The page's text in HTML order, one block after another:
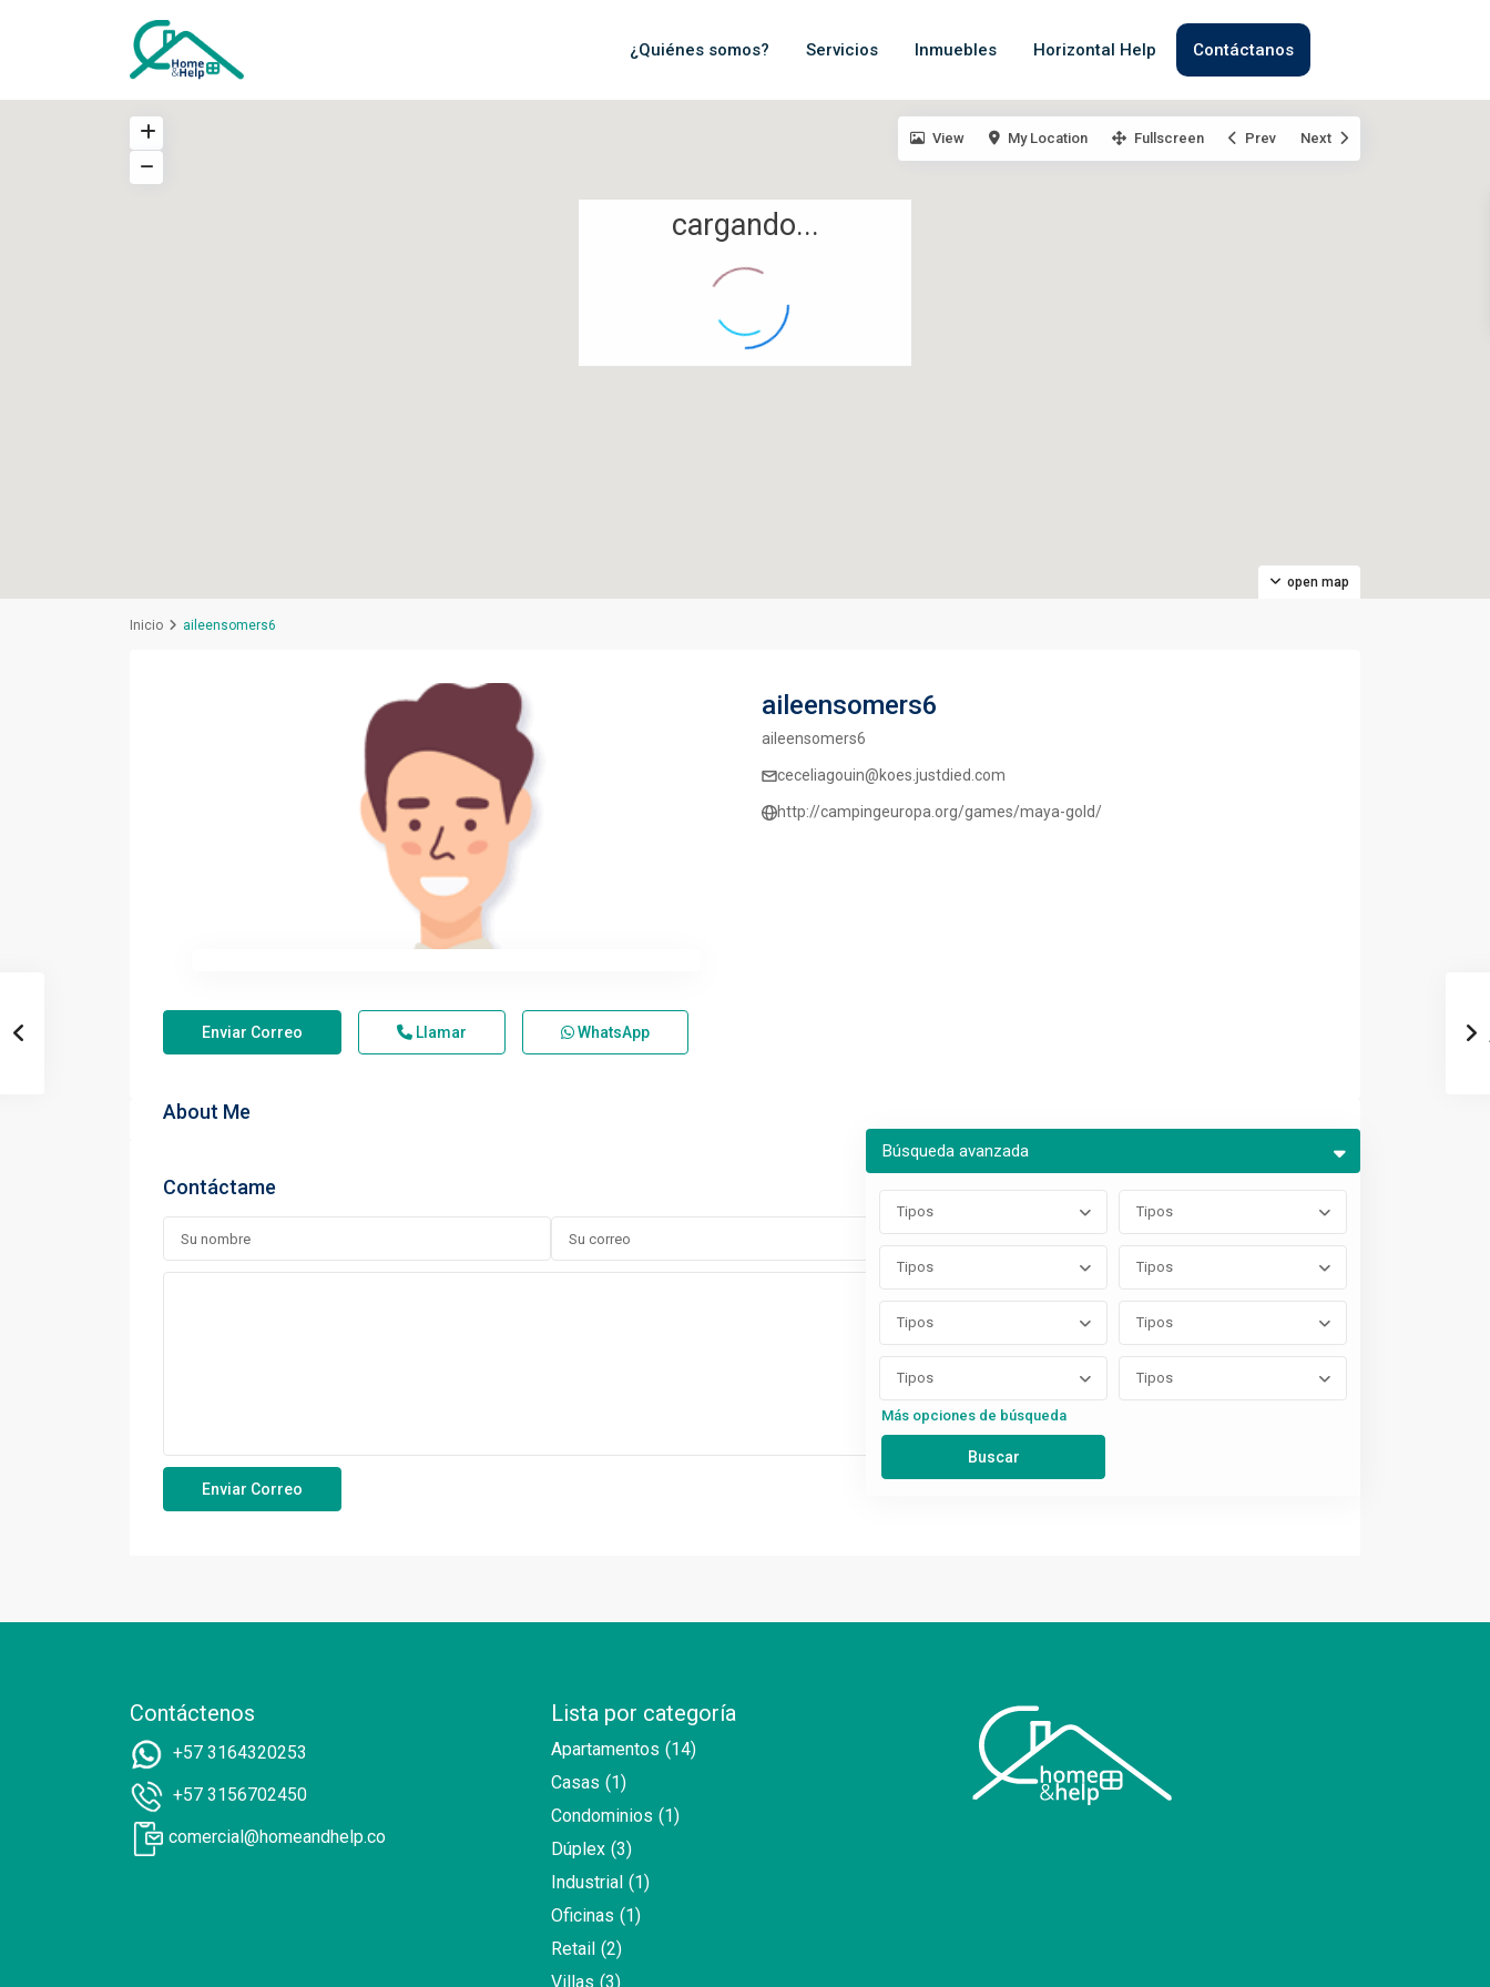
¿Quiénes somos? Servicios Inmuebles Horizontal Help Contáctanos
cargando...
open map
View My Location Fullscreen Prev Next
Búsqueda avanzada
Tipos Tipos
Tipos Tipos
Tipos Tipos
Tipos Tipos
Más opciones de búsqueda
Inicio aileensomers6
aileensomers6
aileensomers6
ceceliagouin@koes.justdied.com
http://campingeuropa.org/games/maya-gold/
Enviar Correo Llamar WhatsApp
About Me
Contáctame
Contáctenos
+57 3164320253
+57 3156702450
comercial@homeandhelp.co
Lista por categoría
Apartamentos (14)
Casas (1)
Condominios (1)
Dúplex (3)
Industrial (1)
Oficinas (1)
Retail (2)
Villas (3)